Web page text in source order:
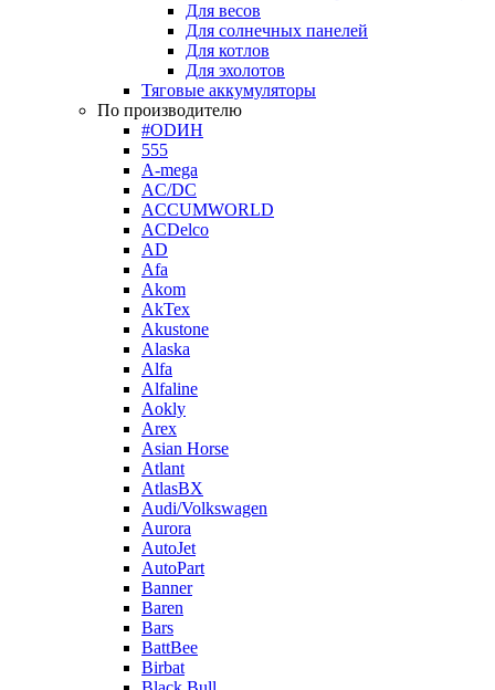
Для весов
Для солнечных панелей
Для котлов
Для эхолотов
Тяговые аккумуляторы
По производителю
#ODИН
555
A-mega
AC/DC
ACCUMWORLD
ACDelco
AD
Afa
Akom
AkTex
Akustone
Alaska
Alfa
Alfaline
Aokly
Arex
Asian Horse
Atlant
AtlasBX
Audi/Volkswagen
Aurora
AutoJet
AutoPart
Banner
Baren
Bars
BattBee
Birbat